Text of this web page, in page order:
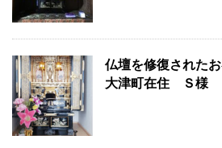
仏壇を修復された
大津町在住 Ｓ様